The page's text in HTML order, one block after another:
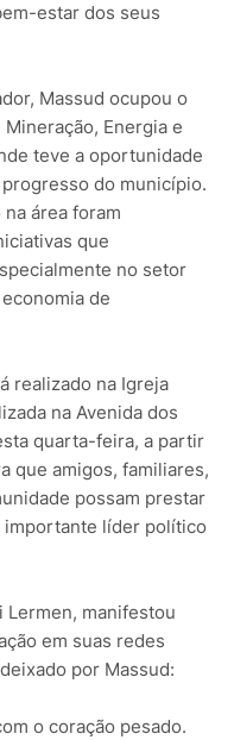
estar dos seus
Massud ocupou o
Energia e
teve a oportunidade
do município.
área foram
que
no setor
de
realizado na Igreja
na Avenida dos
quarta-feira, a partir
que amigos, familiares,
possam prestar
importante líder político
Lermen, manifestou
em suas redes
por Massud:
o coração pesado.